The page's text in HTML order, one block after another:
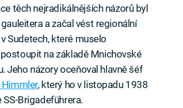
těch nejradikálnějších názorů byl
a začal vést regionální
Sudetech, které muselo
na základě Mnichovské
Jeho názory oceňoval hlavně šéf
Himmler, který ho v listopadu 1938
Brigadeführera.